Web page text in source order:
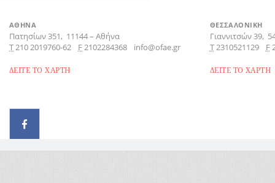
ΑΘΗΝΑ
Πατησίων 351, 11144– Αθήνα
Τ210 2019760-62 F2102284368 info@ofae.gr
ΔΕΙΤΕ ΤΟ ΧΑΡΤΗ
ΘΕΣΣΑΛΟΝΙΚΗ
Γιαννιτσών 39,
Τ2310521129 F
ΔΕΙΤΕ ΤΟ ΧΑΡΤΗ